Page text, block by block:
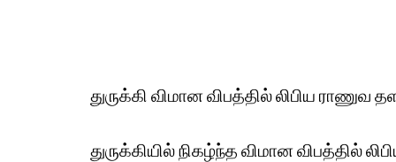
துருக்கி விமான விபத்தில் லிபிய ராணுவ
துருக்கியில் நிகழ்ந்த விமான விபத்தில்